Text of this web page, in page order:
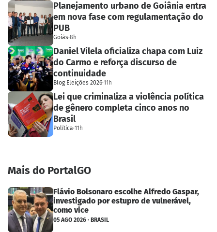
Planejamento urbano de Goiânia entra
em nova fase com regulamentação do
PUB
Goiás·8h
Daniel Vilela oficializa chapa com Luiz
do Carmo e reforça discurso de
continuidade
Blog Eleições 2026·11h
Lei que criminaliza a violência política
de gênero completa cinco anos no
Brasil
Política·11h
Mais do PortalGO
Flávio Bolsonaro escolhe Alfredo Gaspar,
investigado por estupro de vulnerável,
como vice
05 AGO 2026 · BRASIL